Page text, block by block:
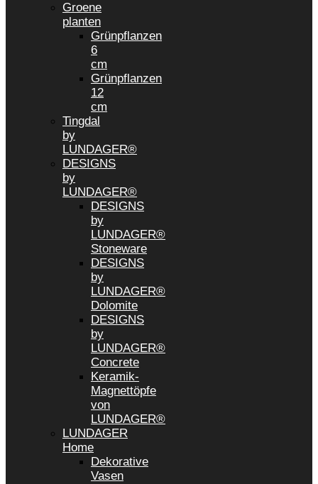
Groene
planten
Grünpflanzen
6
cm
Grünpflanzen
12
cm
Tingdal
by
LUNDAGER®
DESIGNS
by
LUNDAGER®
DESIGNS
by
LUNDAGER®
Stoneware
DESIGNS
by
LUNDAGER®
Dolomite
DESIGNS
by
LUNDAGER®
Concrete
Keramik-
Magnettöpfe
von
LUNDAGER®
LUNDAGER
Home
Dekorative
Vasen